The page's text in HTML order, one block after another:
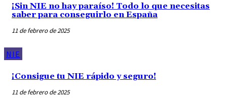
¡Sin NIE no hay paraíso! Todo lo que necesitas
saber para conseguirlo en España
11 de febrero de 2025
NIE
¡Consigue tu NIE rápido y seguro!
11 de febrero de 2025